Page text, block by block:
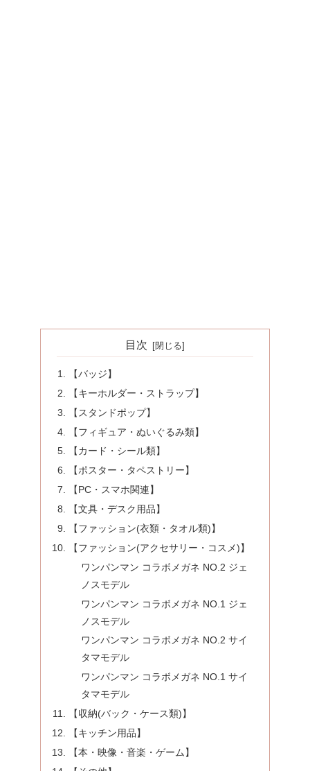
目次
【バッジ】
【キーホルダー・ストラップ】
【スタンドポップ】
【フィギュア・ぬいぐるみ類】
【カード・シール類】
【ポスター・タペストリー】
【PC・スマホ関連】
【文具・デスク用品】
【ファッション(衣類・タオル類)】
【ファッション(アクセサリー・コスメ)】
ワンパンマン コラボメガネ NO.2 ジェ
ノスモデル
ワンパンマン コラボメガネ NO.1 ジェ
ノスモデル
ワンパンマン コラボメガネ NO.2 サイ
タマモデル
ワンパンマン コラボメガネ NO.1 サイ
タマモデル
【収納(バック・ケース類)】
【キッチン用品】
【本・映像・音楽・ゲーム】